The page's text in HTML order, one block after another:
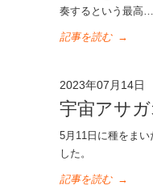
奏するという最高…
記事を読む →
2023年07月14日
宇宙アサガ
5月11日に種をま
した。
記事を読む →